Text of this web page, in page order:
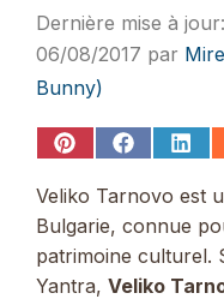
06/08/2017 par
Bunny)
Share
Pinterest
Share
Facebook
Veliko Tarnovo est
Bulgarie, connue
patrimoine culturel.
Yantra, Veliko